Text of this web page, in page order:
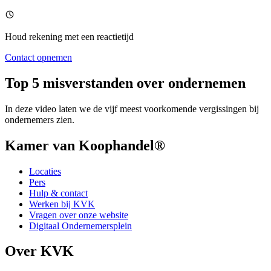
Houd rekening met een reactietijd
Contact opnemen
Top 5 misverstanden over ondernemen
In deze video laten we de vijf meest voorkomende vergissingen bij
ondernemers zien.
Kamer van Koophandel®
Locaties
Pers
Hulp & contact
Werken bij KVK
Vragen over onze website
Digitaal Ondernemersplein
Over KVK